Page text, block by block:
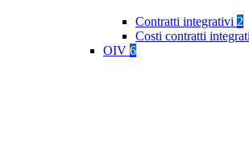
Contratti integrativi 2
Costi contratti
OIV 6